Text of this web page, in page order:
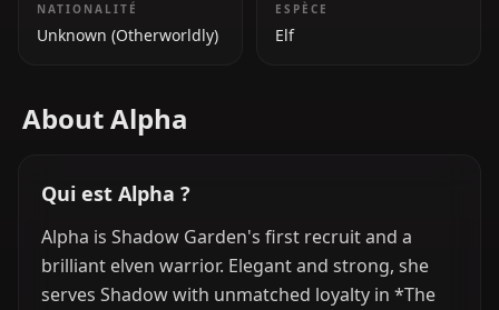
NATIONALITÉ
Unknown (Otherworldly)
ESPÈCE
Elf
About Alpha
Qui est Alpha ?
Alpha is Shadow Garden's first recruit and a
brilliant elven warrior. Elegant and strong, she
serves Shadow with unmatched loyalty in *The